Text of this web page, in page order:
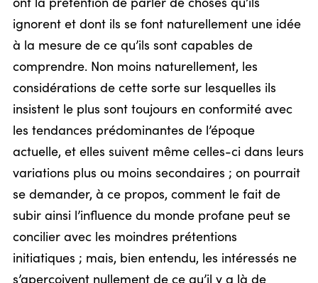
ont la prétention de parler de choses qu’ils
ignorent et dont ils se font naturellement une idée
à la mesure de ce qu’ils sont capables de
comprendre. Non moins naturellement, les
considérations de cette sorte sur lesquelles ils
insistent le plus sont toujours en conformité avec
les tendances prédominantes de l’époque
actuelle, et elles suivent même celles-ci dans leurs
variations plus ou moins secondaires ; on pourrait
se demander, à ce propos, comment le fait de
subir ainsi l’influence du monde profane peut se
concilier avec les moindres prétentions
initiatiques ; mais, bien entendu, les intéressés ne
s’aperçoivent nullement de ce qu’il y a là de